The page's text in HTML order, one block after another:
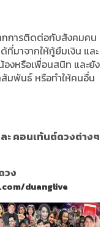
กการติดต่อกับสังคมคน
ที่มาจากให้กู้ยืมเงิน และ
องหรือเพื่อนสนิท และยัง
สัมพันธ์ หรือทำให้คนอื่น
ะ คอนเท้นต์ดวงต่างๆ
วง
duanglive